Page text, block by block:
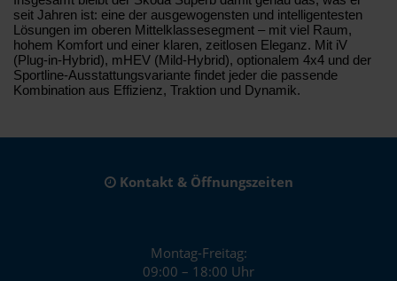
seit Jahren ist: eine der ausgewogensten und intelligentesten
Lösungen im oberen Mittelklassesegment – mit viel Raum,
hohem Komfort und einer klaren, zeitlosen Eleganz. Mit iV
(Plug-in-Hybrid), mHEV (Mild-Hybrid), optionalem 4x4 und der
Sportline-Ausstattungsvariante findet jeder die passende
Kombination aus Effizienz, Traktion und Dynamik.
Kontakt & Öffnungszeiten
Montag-Freitag:
09:00 – 18:00 Uhr